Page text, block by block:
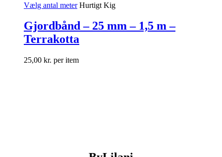
Vælg antal meter Hurtigt Kig
Gjordbånd – 25 mm – 1,5 m –
Terrakotta
25,00 kr. per item